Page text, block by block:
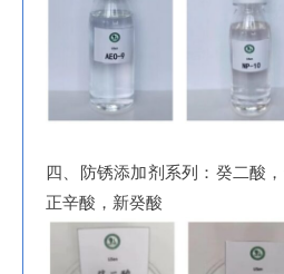
四、防锈添加剂系列：癸二酸
正辛酸，新癸酸